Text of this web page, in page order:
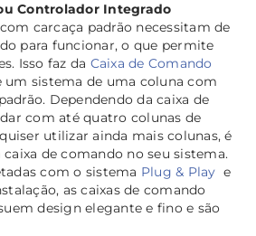
Controlador Integrado
carcaça padrão necessitam de
para funcionar, o que permite
Isso faz da Caixa de Comando
um sistema de uma coluna com
Dependendo da caixa de
com até quatro colunas de
utilizar ainda mais colunas, é
de comando no seu sistema.
com o sistema Plug & Play e
as caixas de comando
design elegante e fino e são